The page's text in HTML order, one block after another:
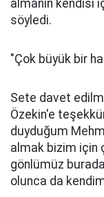
almanın kendisi
söyledi.
"Çok büyük bir
Sete davet
Özekin'e
duyduğum
almak bizim için
gönlümüz
olunca da